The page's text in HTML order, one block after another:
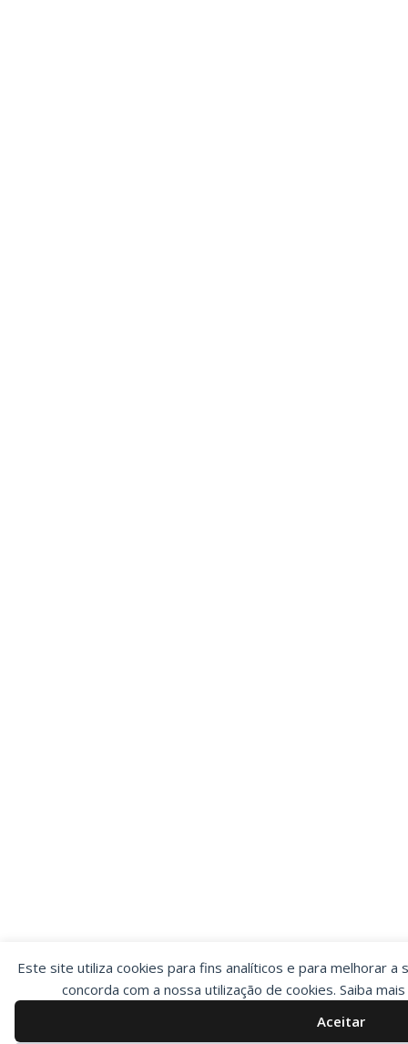
Este site utiliza cookies para fins analíticos e para melhorar a
concorda com a nossa utilização de cookies. Saiba
Aceitar